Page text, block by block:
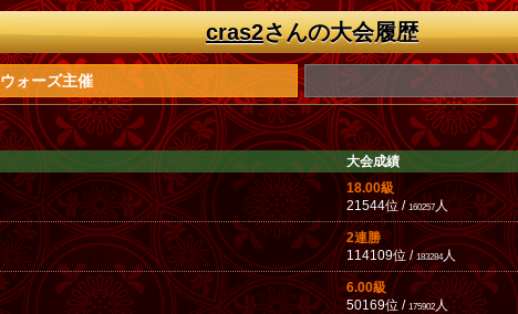
cras2さんの大会履歴
ウォーズ主催
大会成績
18.00級
21544位 /160257人
2連勝
114109位 /183284人
6.00級
50169位 / 175902人